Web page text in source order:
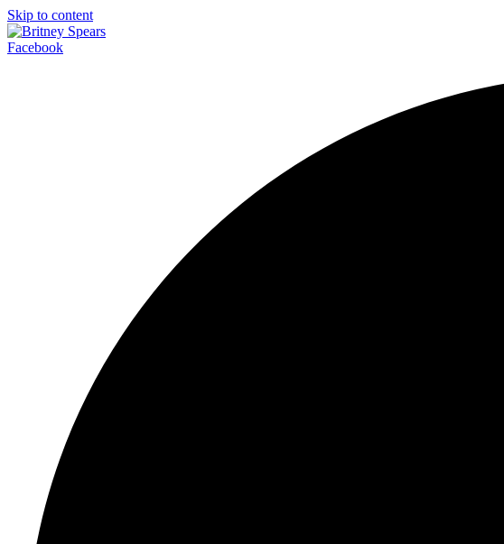
Skip to content
Facebook